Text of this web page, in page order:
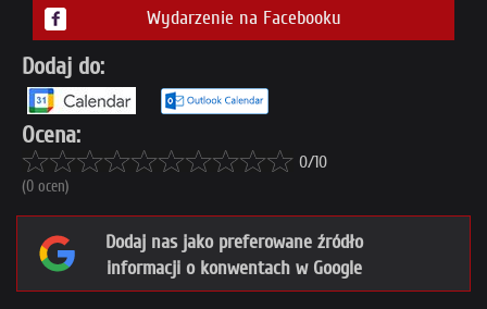
Wydarzenie na Facebooku
Dodaj do:
Ocena:
0/10
(0 ocen)
Dodaj nas jako preferowane źródło
informacji o konwentach w Google